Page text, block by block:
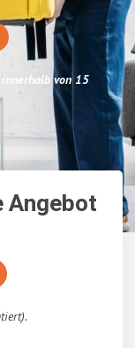
innerhalb von 15
Angebot